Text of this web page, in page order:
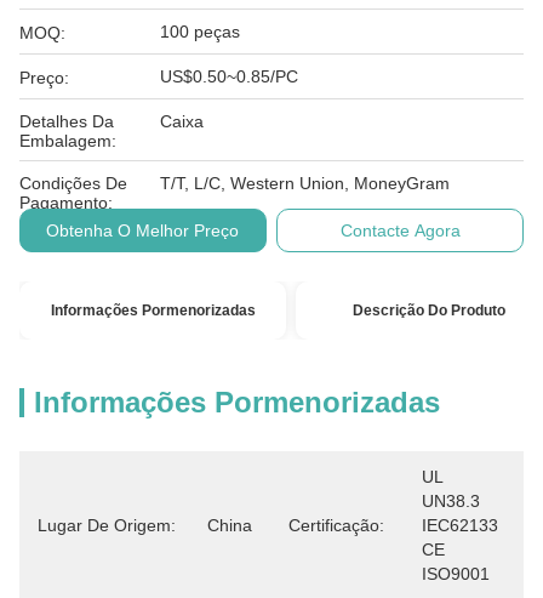
MOQ: 100 peças
Preço: US$0.50~0.85/PC
Detalhes Da
Embalagem:
Caixa
Condições De
Pagamento:
T/T, L/C, Western Union, MoneyGram
Obtenha O Melhor Preço Contacte Agora
Informações Pormenorizadas Descrição Do Produto
Informações Pormenorizadas
Lugar De Origem: China Certificação:
UL
UN38.3
IEC62133
CE
ISO9001